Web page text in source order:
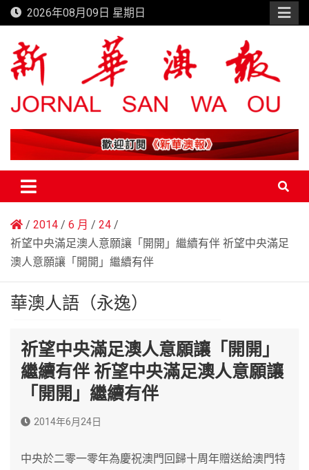
Skip
to
content
2026年08月09日 星期日
新華澳報
2014 6 月
24
祈望中央滿足澳人意願讓「開開」繼續有伴 祈望中央滿足
澳人意願讓「開開」繼續有伴
華澳人語（永逸）
祈望中央滿足澳人意願讓「開開」
繼續有伴 祈望中央滿足澳人意願讓
「開開」繼續有伴
2014年6月24日
中央於二零一零年為慶祝澳門回歸十周年贈送給澳門特